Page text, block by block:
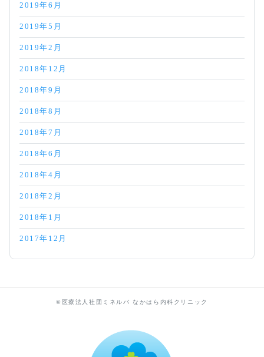
2019年6月
2019年5月
2019年2月
2018年12月
2018年9月
2018年8月
2018年7月
2018年6月
2018年4月
2018年2月
2018年1月
2017年12月
©医療法人社団ミネルバ なかはら内科クリニック